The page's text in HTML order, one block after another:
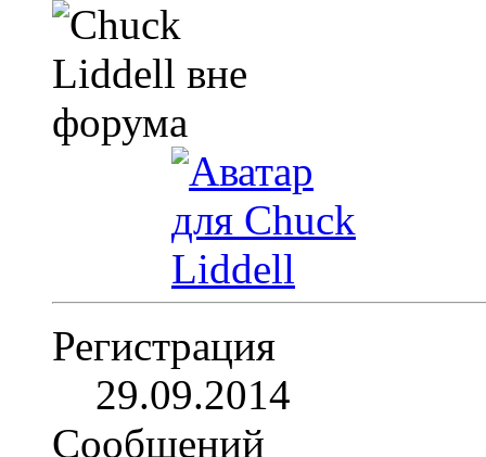
Регистрация
29.09.2014
Сообщений